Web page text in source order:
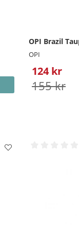
OPI Brazil
OPI
124 kr
155 kr